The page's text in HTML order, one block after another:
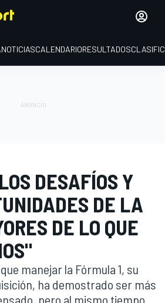
NOTICIASCALENDARIORESULTADOS
DESAFÍOS Y
DE LA
DE LO QUE
manejar la Fórmula 1, su
ha demostrado ser más
pero al mismo tiempo